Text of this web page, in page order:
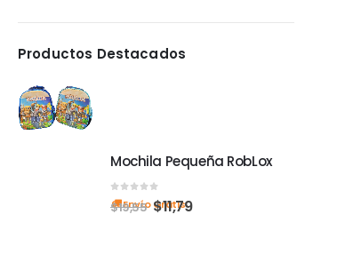
Productos Destacados
Mochila Pequeña RobLox
0out of 5
$19,55 $11,79
Envío Gratis